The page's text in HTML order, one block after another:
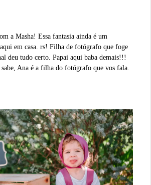
a Masha! Essa fantasia ainda é um
em casa. rs! Filha de fotógrafo que foge
deu tudo certo. Papai aqui baba demais!!!
sabe, Ana é a filha do fotógrafo que vos fala.